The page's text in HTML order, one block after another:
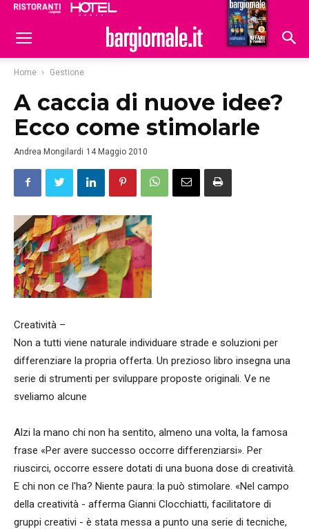
Hoteldomani
Home Gestione
A caccia di nuove idee?
Ecco come stimolarle
Andrea Mongilardi 14 Maggio 2010
Creatività –
Non a tutti viene naturale individuare strade e soluzioni per
differenziare la propria offerta. Un prezioso libro insegna una
serie di strumenti per sviluppare proposte originali. Ve ne
sveliamo alcune
Alzi la mano chi non ha sentito, almeno una volta, la famosa
frase «Per avere successo occorre differenziarsi». Per
riuscirci, occorre essere dotati di una buona dose di creatività.
E chi non ce l'ha? Niente paura: la può stimolare. «Nel campo
della creatività - afferma Gianni Clocchiatti, facilitatore di
gruppi creativi - è stata messa a punto una serie di tecniche,